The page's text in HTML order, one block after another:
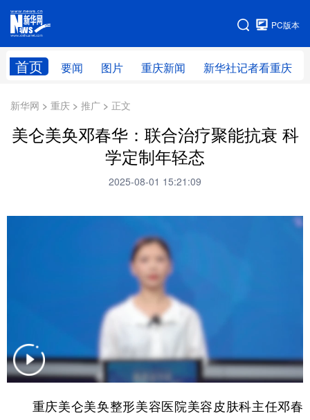
PC版本
首页 要闻 图片 重庆新闻 新华社记者看重庆
网站地图
新华网 > 重庆 > 推广 > 正文
美仑美奂邓春华：联合治疗聚能抗衰 科
学定制年轻态
2025-08-01 15:21:09
重庆美仑美奂整形美容医院美容皮肤科主任邓春